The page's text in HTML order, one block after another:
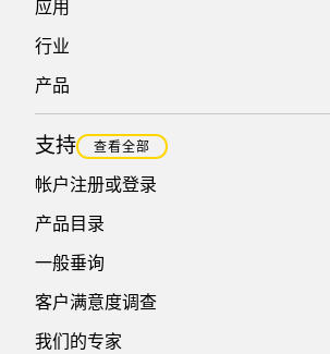
应用
行业
产品
支持 查看全部
帐户注册或登录
产品目录
一般垂询
客户满意度调查
我们的专家